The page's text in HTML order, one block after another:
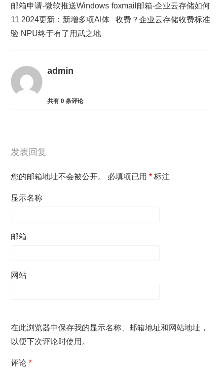
邮箱申请-微软推送Windows
11 2024更新：新增多项AI体
验 NPU终于有了用武之地
foxmail邮箱-企业云存储如何
收费？企业云存储收费标准
admin
共有0 条评论
发表回复
您的邮箱地址不会被公开。 必填项已用* 标注
显示名称
邮箱
网站
在此浏览器中保存我的显示名称、邮箱地址和网站地址，
以便下次评论时使用。
评论*